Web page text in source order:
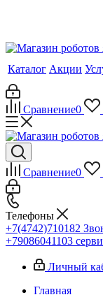
Каталог Акции
Сравнение0
Сравнение0
Телефоны
+7(4742)710182
+79086041103
Личный
Главная